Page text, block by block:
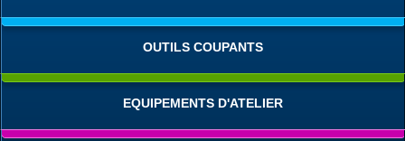
OUTILS COUPANTS
EQUIPEMENTS D'ATELIER